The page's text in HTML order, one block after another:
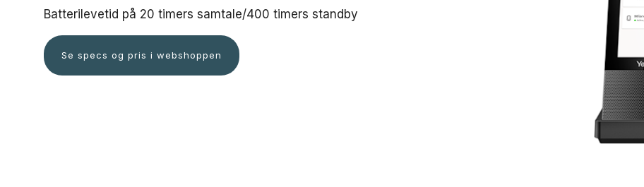
Batterilevetid på 20 timers samtale/400 timers standby
Se specs og pris i webshoppen